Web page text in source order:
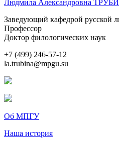
Людмила Александровна
Заведующий кафедрой русской
Профессор
Доктор филологических наук
+7 (499) 246-57-12
la.trubina@mpgu.su
Об МПГУ
Наша история